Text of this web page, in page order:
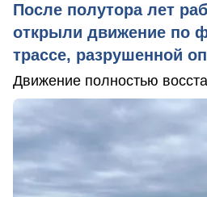
После полутора лет
открыли движение по
трассе, разрушенной
Движение полностью